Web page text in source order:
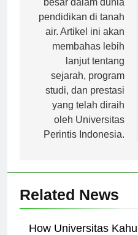
pendidikan di tanah
air. Artikel ini akan
membahas lebih
lanjut tentang
sejarah, program
studi, dan prestasi
yang telah diraih
oleh Universitas
Perintis Indonesia.
Related News
How Universitas